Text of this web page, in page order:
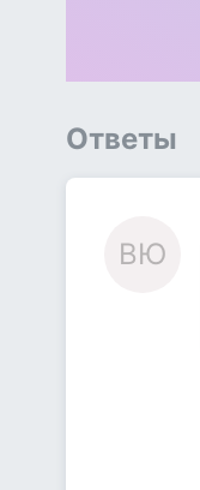
Ответы
ВЮ